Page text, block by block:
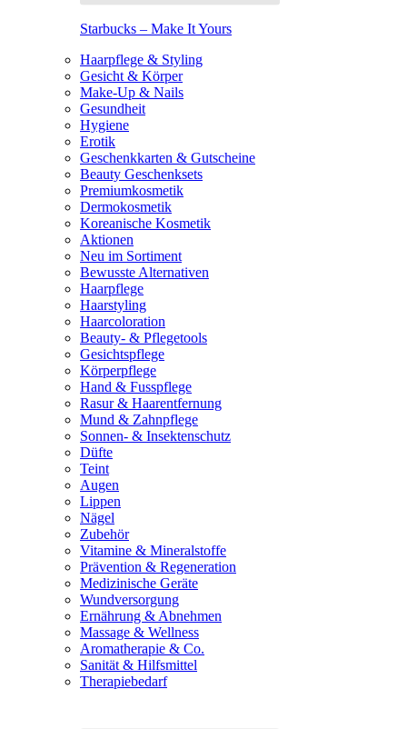
Starbucks – Make It Yours
Haarpflege & Styling
Gesicht & Körper
Make-Up & Nails
Gesundheit
Hygiene
Erotik
Geschenkkarten & Gutscheine
Beauty Geschenksets
Premiumkosmetik
Dermokosmetik
Koreanische Kosmetik
Aktionen
Neu im Sortiment
Bewusste Alternativen
Haarpflege
Haarstyling
Haarcoloration
Beauty- & Pflegetools
Gesichtspflege
Körperpflege
Hand & Fusspflege
Rasur & Haarentfernung
Mund & Zahnpflege
Sonnen- & Insektenschutz
Düfte
Teint
Augen
Lippen
Nägel
Zubehör
Vitamine & Mineralstoffe
Prävention & Regeneration
Medizinische Geräte
Wundversorgung
Ernährung & Abnehmen
Massage & Wellness
Aromatherapie & Co.
Sanität & Hilfsmittel
Therapiebedarf